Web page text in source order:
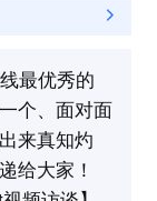
最优秀的
个、面对面
来真知灼
给大家！